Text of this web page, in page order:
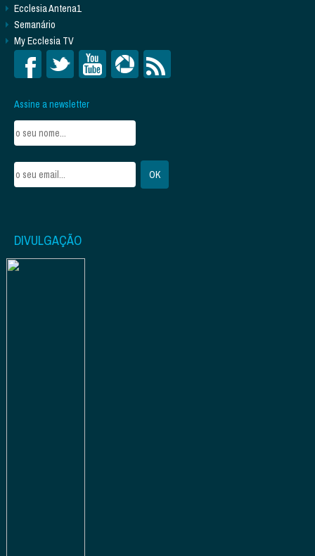
Ecclesia Antena1
Semanário
My Ecclesia TV
Assine a newsletter
DIVULGAÇÃO